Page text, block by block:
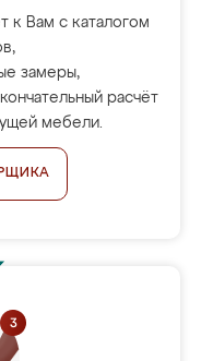
к Вам с каталогом
замеры,
расчёт
мебели.